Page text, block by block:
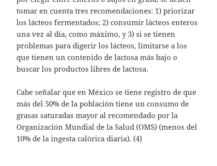
tomar en cuenta tres recomendaciones: 1) priorizar
los lácteos fermentados; 2) consumir lácteos enteros
una vez al día, como máximo, y 3) si se tienen
problemas para digerir los lácteos, limitarse a los
que tienen un contenido de lactosa más bajo o
buscar los productos libres de lactosa.
Cabe señalar que en México se tiene registro de que
más del 50% de la población tiene un consumo de
grasas saturadas mayor al recomendado por la
Organización Mundial de la Salud (OMS) (menos del
10% de la ingesta calórica diaria). (4)